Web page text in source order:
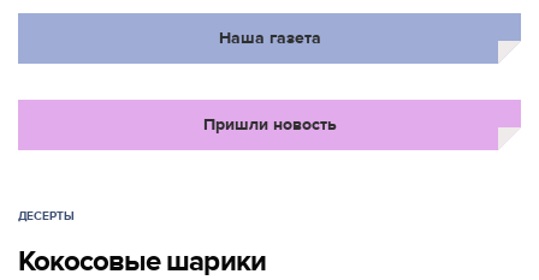
Наша газета
Пришли новость
ДЕСЕРТЫ
Кокосовые шарики